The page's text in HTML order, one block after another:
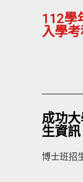
112學
入學
成功
生資訊
博士班招